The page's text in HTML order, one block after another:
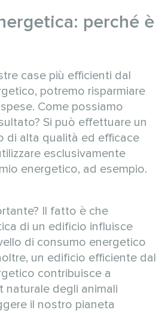
perché è
case più efficienti dal
potremo risparmiare
Come possiamo
Si può effettuare un
di alta qualità ed efficace
esclusivamente
energetico, ad esempio.
Il fatto è che
di un edificio influisce
di consumo energetico
un edificio efficiente dal
contribuisce a
naturale degli animali
il nostro pianeta